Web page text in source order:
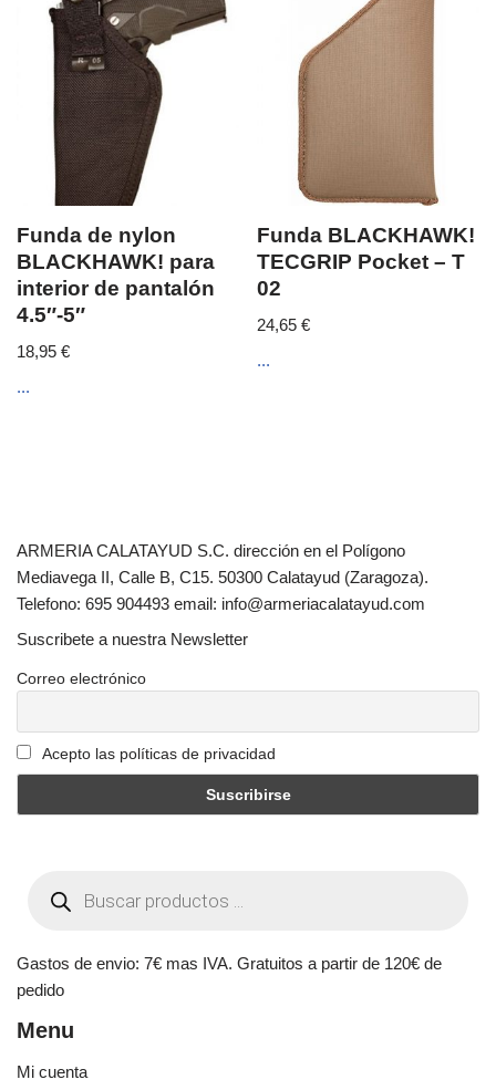
Funda de nylon
BLACKHAWK! para
interior de pantalón
4.5″-5″
18,95 €
...
Funda BLACKHAWK!
TECGRIP Pocket – T
02
24,65€
...
ARMERIA CALATAYUD S.C. dirección en el Polígono
Mediavega II, Calle B, C15. 50300 Calatayud (Zaragoza).
Telefono: 695 904493 email: info@armeriacalatayud.com
Suscribete a nuestra Newsletter
Correo electrónico
Acepto las políticas de privacidad
Gastos de envio: 7€ mas IVA. Gratuitos a partir de 120€ de
pedido
Menu
Mi cuenta